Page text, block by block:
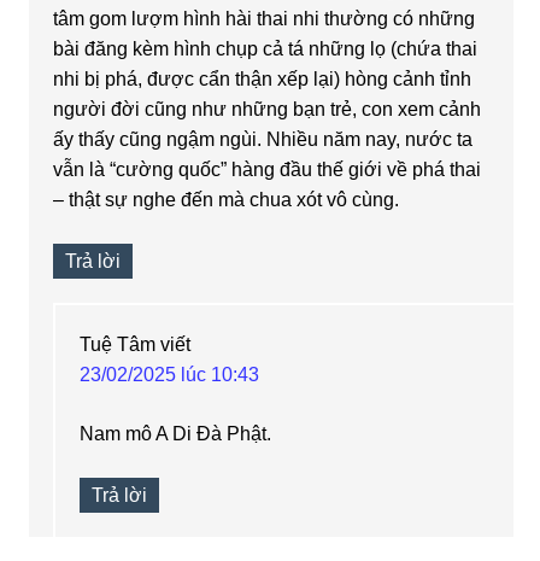
tâm gom lượm hình hài thai nhi thường có những
bài đăng kèm hình chụp cả tá những lọ (chứa thai
nhi bị phá, được cẩn thận xếp lại) hòng cảnh tỉnh
người đời cũng như những bạn trẻ, con xem cảnh
ấy thấy cũng ngậm ngùi. Nhiều năm nay, nước ta
vẫn là “cường quốc” hàng đầu thế giới về phá thai
– thật sự nghe đến mà chua xót vô cùng.
Trả lời
Tuệ Tâm viết
23/02/2025 lúc 10:43
Nam mô A Di Đà Phật.
Trả lời